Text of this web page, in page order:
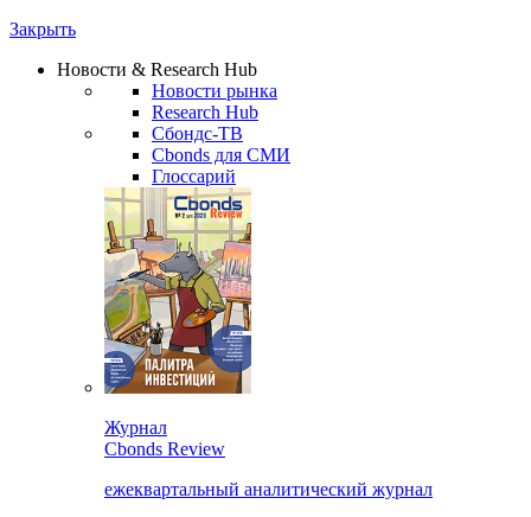
Закрыть
Новости & Research Hub
Новости рынка
Research Hub
Сбондс-ТВ
Cbonds для СМИ
Глоссарий
Журнал
Cbonds Review
ежеквартальный аналитический журнал